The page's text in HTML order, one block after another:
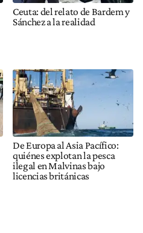
Ceuta: del relato de Bardem y
Sánchez a la realidad
De Europa al Asia Pacífico:
quiénes explotan la pesca
ilegal en Malvinas bajo
licencias británicas